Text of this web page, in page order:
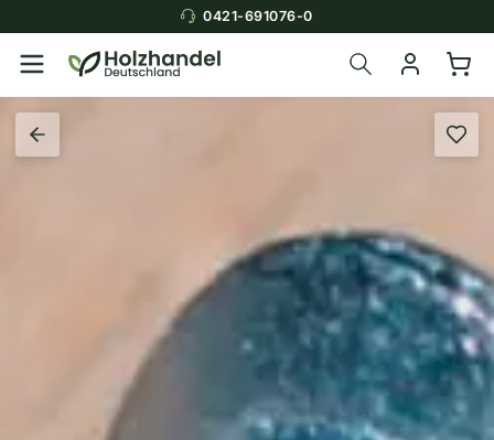
0421-691076-0